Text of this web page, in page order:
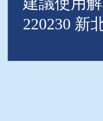
220230 新